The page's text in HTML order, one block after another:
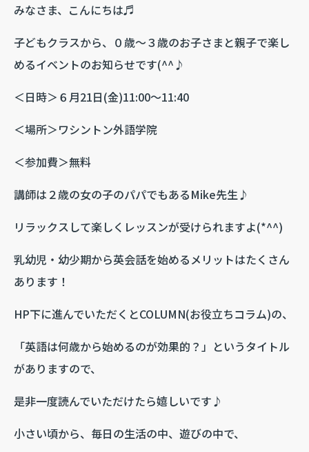
みなさま、こんにちは♬
子どもクラスから、０歳～３歳のお子さまと親子で楽し
めるイベントのお知らせです(^^♪
＜日時＞６月21日(金)11:00～11:40
＜場所＞ワシントン外語学院
＜参加費＞無料
講師は２歳の女の子のパパでもあるMike先生♪
リラックスして楽しくレッスンが受けられますよ(*^^)
乳幼児・幼少期から英会話を始めるメリットはたくさん
あります！
HP下に進んでいただくとCOLUMN(お役立ちコラム)の、
「英語は何歳から始めるのが効果的？」というタイトル
がありますので、
是非一度読んでいただけたら嬉しいです♪
小さい頃から、毎日の生活の中、遊びの中で、